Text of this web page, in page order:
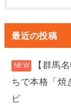
最近の投稿
【群馬
ちで本格「焼
ピ